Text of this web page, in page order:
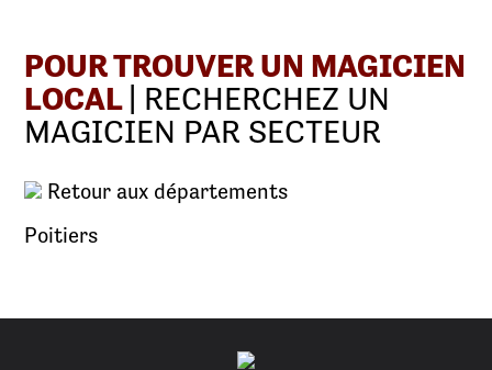
POUR TROUVER UN MAGICIEN
LOCAL | RECHERCHEZ UN
MAGICIEN PAR SECTEUR
Retour aux départements
Poitiers